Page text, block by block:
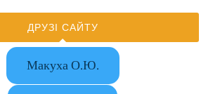
ДРУЗІ САЙТУ
Макуха О.Ю.